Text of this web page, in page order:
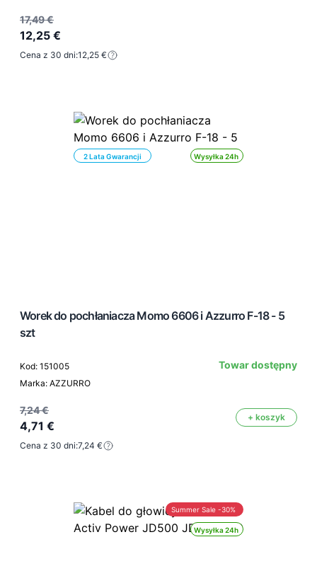
17,49 €
12,25 €
Cena z 30 dni:12,25 €
Wysyłka 24h
2 Lata Gwarancji
Worek do pochłaniacza Momo 6606 i Azzurro F-18 - 5
szt
Kod: 151005
Marka: AZZURRO
Towar dostępny
7,24 €
4,71 €
+ koszyk
Cena z 30 dni:7,24 €
Wysyłka 24h
Summer Sale -30%